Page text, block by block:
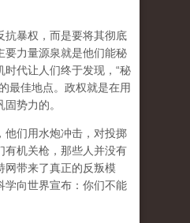
抗暴权，而是要将其彻底
要力量源泉就是他们能秘
时代让人们终于发现，“秘
最佳地点。政权就是在用
势力的。
他们用水炮冲击，对投掷
有机关枪，那些人并没有
网带来了真正的反叛模
学向世界宣布：你们不能